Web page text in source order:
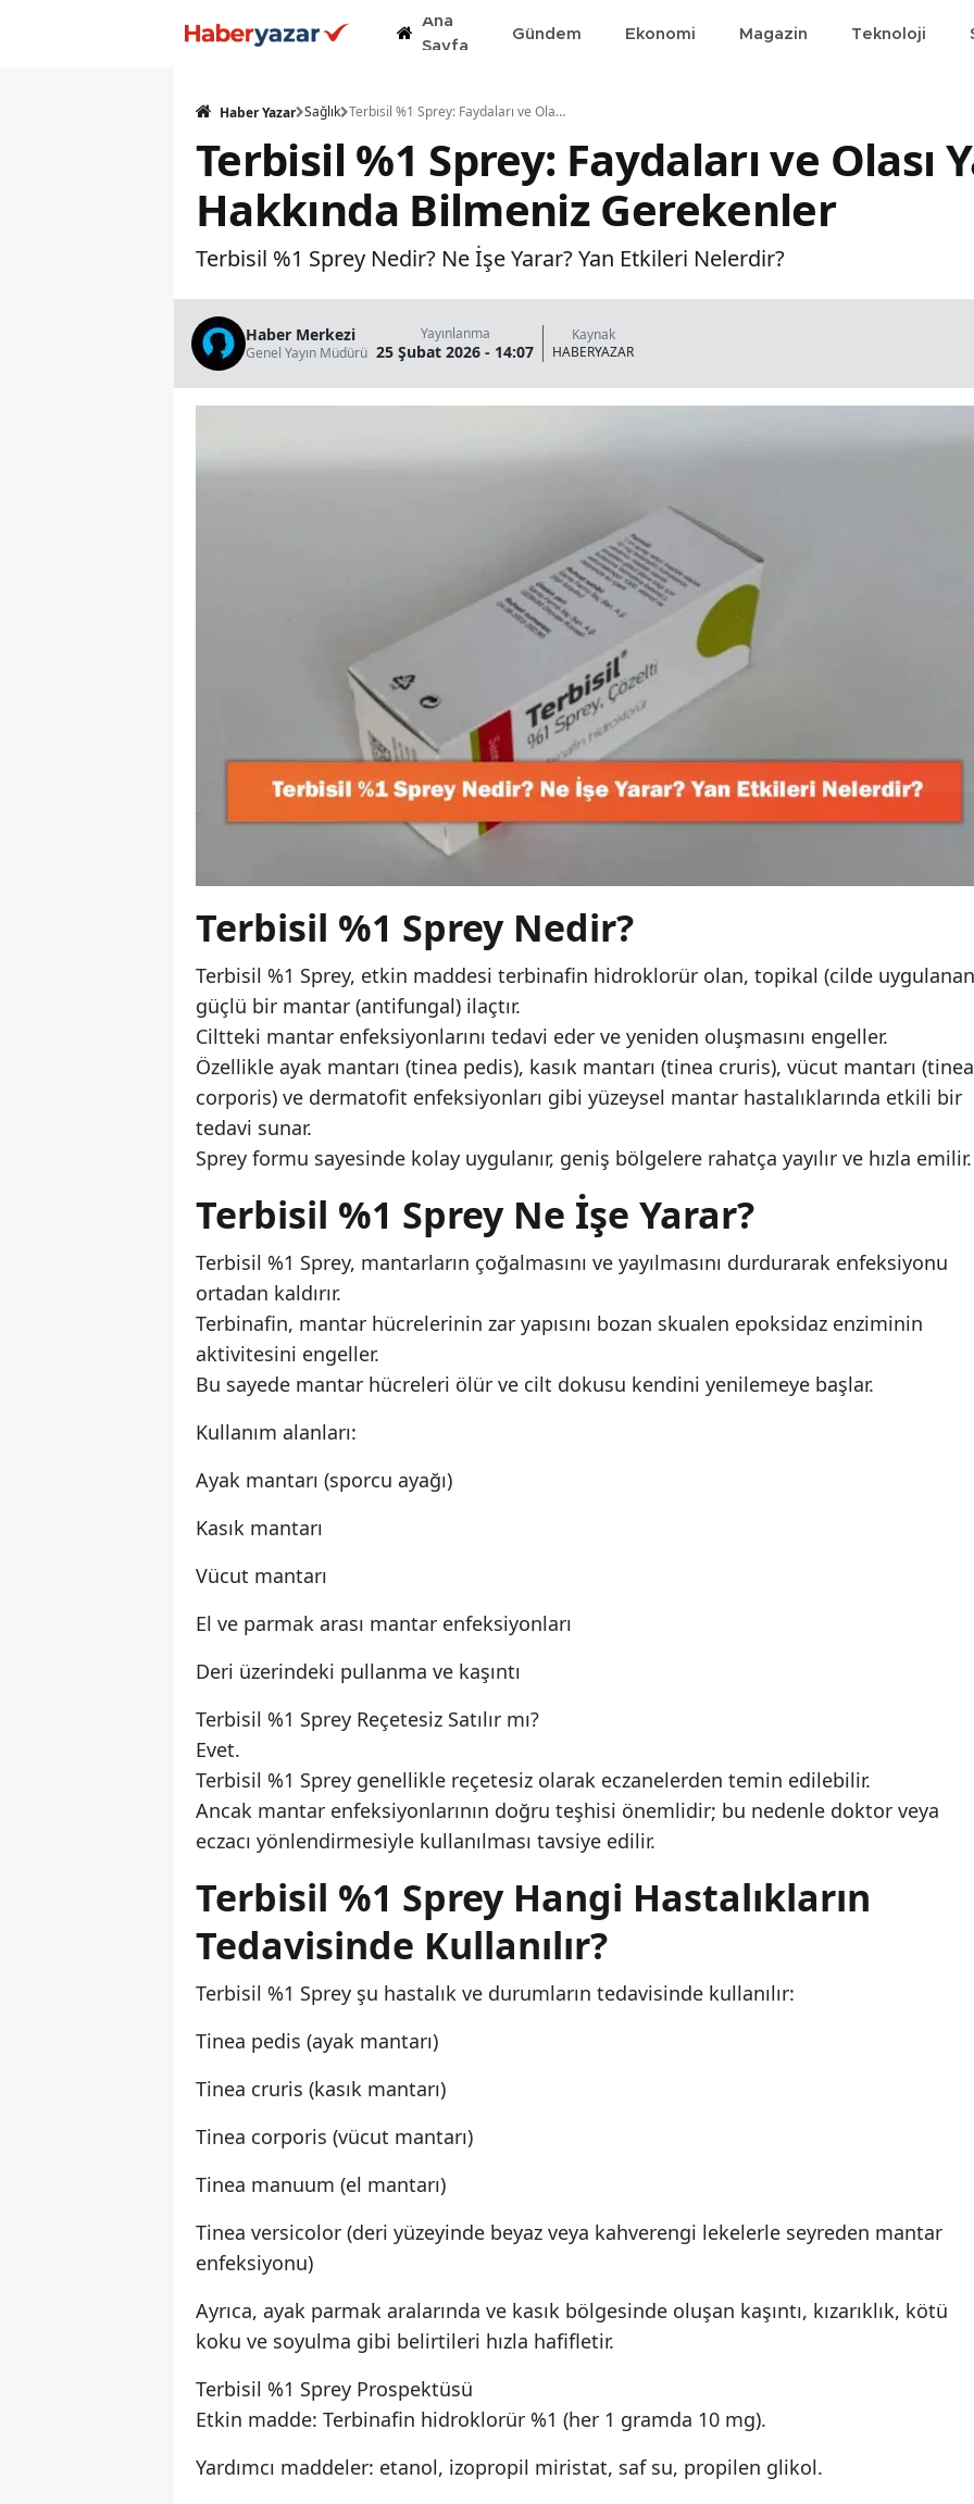
Ana
Sayfa
Gündem Ekonomi Magazin Teknoloji
Haber Yazar Sağlık Terbisil %1 Sprey: Faydaları ve Olası Yan Etkileri Hakkında Bilmeniz Gerekenler
Terbisil %1 Sprey: Faydaları ve Olası
Hakkında Bilmeniz Gerekenler
Terbisil %1 Sprey Nedir? Ne İşe Yarar? Yan Etkileri Nelerdir?
Haber Merkezi
Genel Yayın Müdürü
Yayınlanma
25 Şubat 2026 - 14:07
Kaynak
HABERYAZAR
Terbisil %1 Sprey Nedir?
Terbisil %1 Sprey, etkin maddesi terbinafin hidroklorür olan, topikal (cilde
güçlü bir mantar (antifungal) ilaçtır.
Ciltteki mantar enfeksiyonlarını tedavi eder ve yeniden oluşmasını engeller.
Özellikle ayak mantarı (tinea pedis), kasık mantarı (tinea cruris), vücut mantarı (tinea
corporis) ve dermatofit enfeksiyonları gibi yüzeysel mantar hastalıklarında etkili bir
tedavi sunar.
Sprey formu sayesinde kolay uygulanır, geniş bölgelere rahatça yayılır ve hızla emilir.
Terbisil %1 Sprey Ne İşe Yarar?
Terbisil %1 Sprey, mantarların çoğalmasını ve yayılmasını durdurarak enfeksiyonu
ortadan kaldırır.
Terbinafin, mantar hücrelerinin zar yapısını bozan skualen epoksidaz enziminin
aktivitesini engeller.
Bu sayede mantar hücreleri ölür ve cilt dokusu kendini yenilemeye başlar.
Kullanım alanları:
Ayak mantarı (sporcu ayağı)
Kasık mantarı
Vücut mantarı
El ve parmak arası mantar enfeksiyonları
Deri üzerindeki pullanma ve kaşıntı
Terbisil %1 Sprey Reçetesiz Satılır mı?
Evet.
Terbisil %1 Sprey genellikle reçetesiz olarak eczanelerden temin edilebilir.
Ancak mantar enfeksiyonlarının doğru teşhisi önemlidir; bu nedenle doktor veya
eczacı yönlendirmesiyle kullanılması tavsiye edilir.
Terbisil %1 Sprey Hangi Hastalıkların
Tedavisinde Kullanılır?
Terbisil %1 Sprey şu hastalık ve durumların tedavisinde kullanılır:
Tinea pedis (ayak mantarı)
Tinea cruris (kasık mantarı)
Tinea corporis (vücut mantarı)
Tinea manuum (el mantarı)
Tinea versicolor (deri yüzeyinde beyaz veya kahverengi lekelerle seyreden mantar
enfeksiyonu)
Ayrıca, ayak parmak aralarında ve kasık bölgesinde oluşan kaşıntı, kızarıklık, kötü
koku ve soyulma gibi belirtileri hızla hafifletir.
Terbisil %1 Sprey Prospektüsü
Etkin madde: Terbinafin hidroklorür %1 (her 1 gramda 10 mg).
Yardımcı maddeler: etanol, izopropil miristat, saf su, propilen glikol.